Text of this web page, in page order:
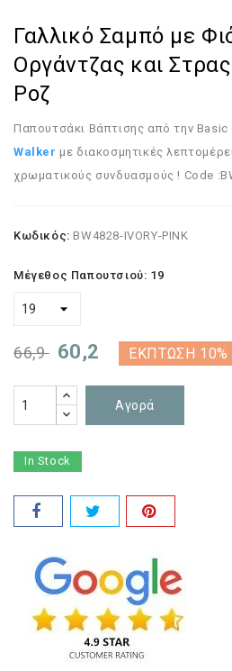
Γαλλικό Σαμπό με
Οργάντζας και
Ροζ
Παπουτσάκι Βάπτισης από την Basic
Walker με διακοσμητικές
χρωματικούς συνδυασμούς ! Code
Κωδικός: BW4828-IVORY-PINK
Μέγεθος Παπουτσιού: 19
66,9 60,2 ΈΚΠΤΩΣΗ 10%
Αγορά
In Stock